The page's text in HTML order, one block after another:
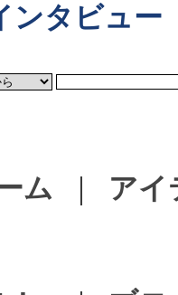
ンタビュー
ム アイ